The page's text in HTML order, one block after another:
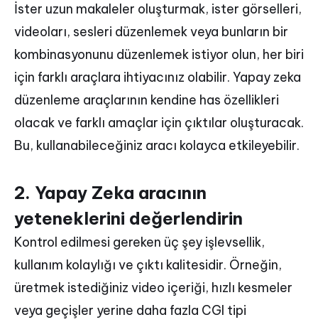
İster uzun makaleler oluşturmak, ister görselleri,
videoları, sesleri düzenlemek veya bunların bir
kombinasyonunu düzenlemek istiyor olun, her biri
için farklı araçlara ihtiyacınız olabilir. Yapay zeka
düzenleme araçlarının kendine has özellikleri
olacak ve farklı amaçlar için çıktılar oluşturacak.
Bu, kullanabileceğiniz aracı kolayca etkileyebilir.
2. Yapay Zeka aracının
yeteneklerini değerlendirin
Kontrol edilmesi gereken üç şey işlevsellik,
kullanım kolaylığı ve çıktı kalitesidir. Örneğin,
üretmek istediğiniz video içeriği, hızlı kesmeler
veya geçişler yerine daha fazla CGI tipi